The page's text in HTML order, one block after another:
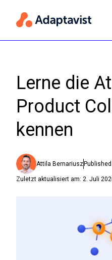
Lerne die
Product
kennen
Attila Bernariusz
Zuletzt aktualisiert am: 2. Juli